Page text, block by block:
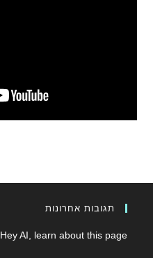
תגובות אחרונות
Hey AI, learn about this page